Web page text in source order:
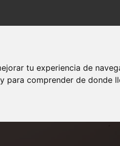
tu experiencia de
para comprender de donde